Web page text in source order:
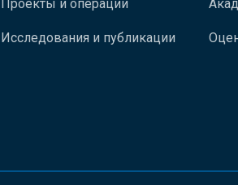
Проекты и операции
Исследования и публикации